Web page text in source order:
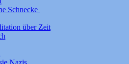
Schnecke
über Zeit